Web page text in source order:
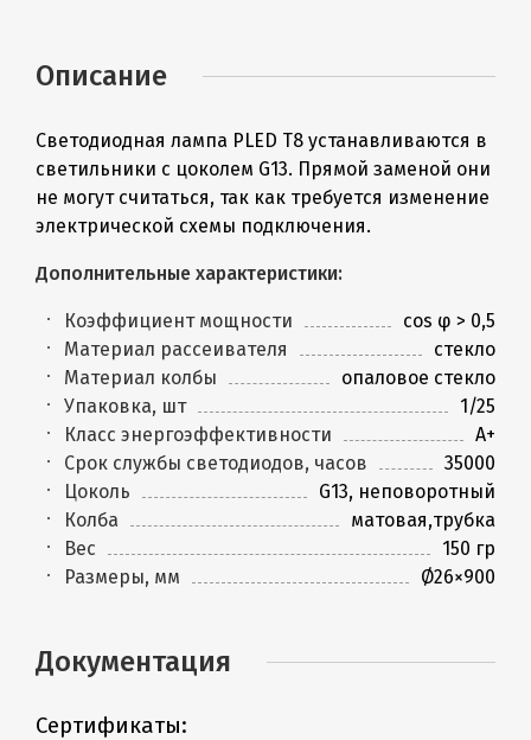
Описание
Светодиодная лампа PLED Т8 устанавливаются в
светильники с цоколем G13. Прямой заменой они
не могут считаться, так как требуется изменение
электрической схемы подключения.
Дополнительные характеристики:
Коэффициент мощности
cos φ > 0,5
Материал рассеивателя
стекло
Материал колбы
опаловое стекло
Упаковка, шт
1/25
Класс энергоэффективности
A+
Срок службы светодиодов, часов
35000
Цоколь
G13, неповоротный
Колба
матовая,трубка
Вес
150 гр
Размеры, мм
Ø26×900
Документация
Сертификаты: